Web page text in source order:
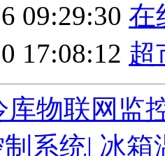
09:29:30 在
17:08:12 超
物联网监
系统| 冰箱